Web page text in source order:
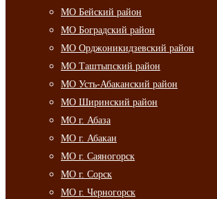
МО Бейский район
МО Боградский район
МО Орджоникидзевский район
МО Таштыпский район
МО Усть-Абаканский район
МО Ширинский район
МО г. Абаза
МО г. Абакан
МО г. Саяногорск
МО г. Сорск
МО г. Черногорск